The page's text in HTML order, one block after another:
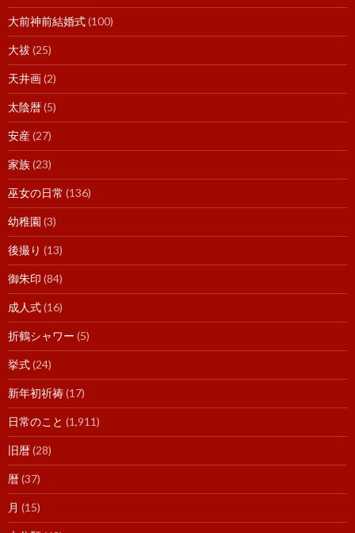
大前神前結婚式(100)
大祓(25)
天井画(2)
太陰暦(5)
安産(27)
家族(23)
巫女の日常 (136)
幼稚園 (3)
後撮り (13)
御朱印 (84)
成人式(16)
折鶴シャワー (5)
挙式(24)
新年初祈祷(17)
日常のこと (1,911)
旧暦(28)
暦(37)
月 (15)